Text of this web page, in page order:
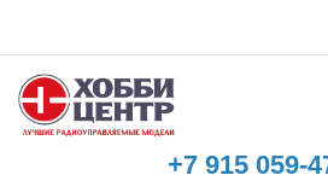
+7 915 059-